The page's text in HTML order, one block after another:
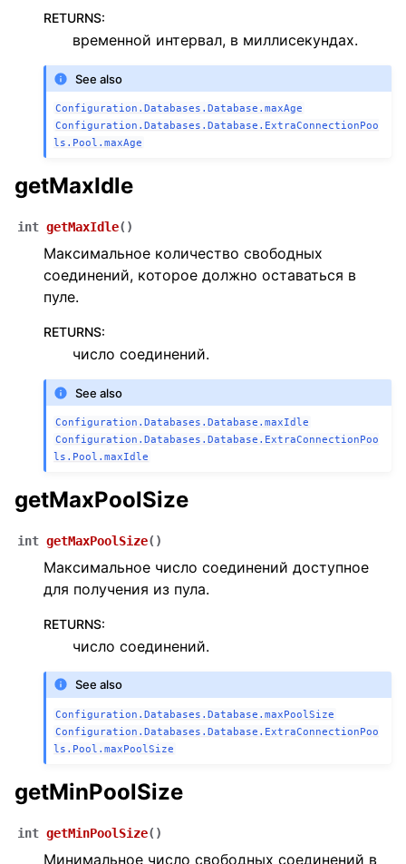
RETURNS:
временной интервал, в миллисекундах.
See also
Configuration.Databases.Database.maxAge
Configuration.Databases.Database.ExtraConnectionPoo
ls.Pool.maxAge
getMaxIdle
int getMaxIdle( )
Максимальное количество свободных
соединений, которое должно оставаться в
пуле.
RETURNS:
число соединений.
See also
Configuration.Databases.Database.maxIdle
Configuration.Databases.Database.ExtraConnectionPoo
ls.Pool.maxIdle
getMaxPoolSize
int getMaxPoolSize( )
Максимальное число соединений доступное
для получения из пула.
RETURNS:
число соединений.
See also
Configuration.Databases.Database.maxPoolSize
Configuration.Databases.Database.ExtraConnectionPoo
ls.Pool.maxPoolSize
getMinPoolSize
int getMinPoolSize( )
Минимальное число свободных соединений в